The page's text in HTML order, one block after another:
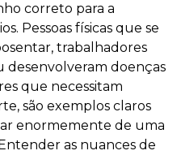
correto para a
Pessoas físicas que se
trabalhadores
desenvolveram doenças
que necessitam
são exemplos claros
enormemente de uma
as nuances de